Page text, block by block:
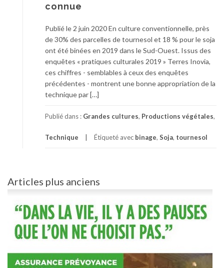
connue
Publié le 2 juin 2020 En culture conventionnelle, près
de 30% des parcelles de tournesol et 18 % pour le soja
ont été binées en 2019 dans le Sud-Ouest. Issus des
enquêtes « pratiques culturales 2019 » Terres Inovia,
ces chiffres - semblables à ceux des enquêtes
précédentes - montrent une bonne appropriation de la
technique par […]
Publié dans : Grandes cultures, Productions végétales,
Technique Étiqueté avec binage, Soja, tournesol
Navigation
des
articles
Articles plus anciens